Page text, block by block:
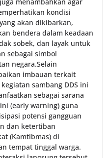
kondisi
akan dikibarkan,
bendera dalam keadaan
sobek, dan layak untuk
sebagai simbol
negara.‎‎‎Selain
imbauan terkait
sambang DDS ini
sebagai sarana
(early warning) guna
potensi gangguan
dan ketertiban
(Kamtibmas) di
tempat tinggal warga.